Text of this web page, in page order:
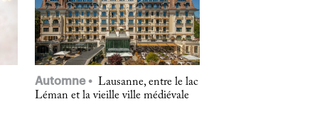
Automne
Lausanne, entre le lac
Léman et la vieille ville médiévale